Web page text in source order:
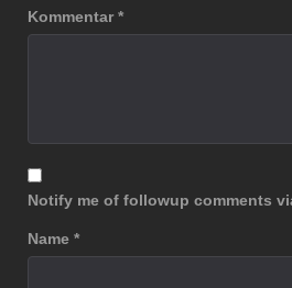
Kommentar *
Notify me of followup comments
Name *